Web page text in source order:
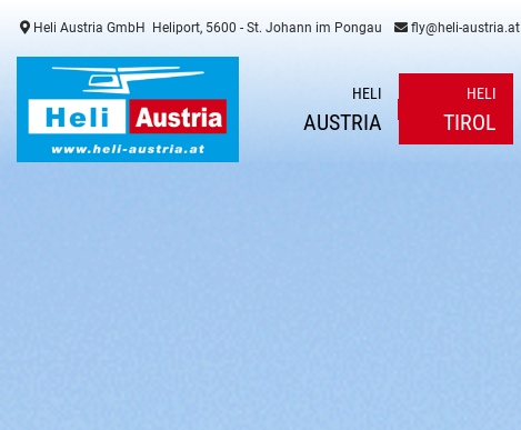
Heli Austria GmbH Heliport, 5600 - St. Johann im Pongau fly@heli-austria.at
HELI
AUSTRIA
HELI
TIROL